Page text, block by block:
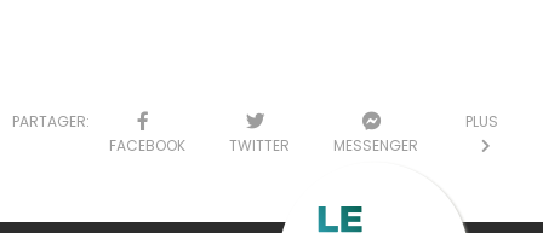
PARTAGER:
FACEBOOK
TWITTER MESSENGER
PLUS